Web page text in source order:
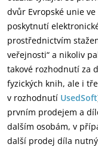
dvůr Evropské unie
poskytnutí
prostřednictvím
veřejnosti“ a nikoliv
takové rozhodnutí za
fyzických knih, ale i
v rozhodnutí UsedSoft
prvním prodejem a
dalším osobám, v
další prodej díla